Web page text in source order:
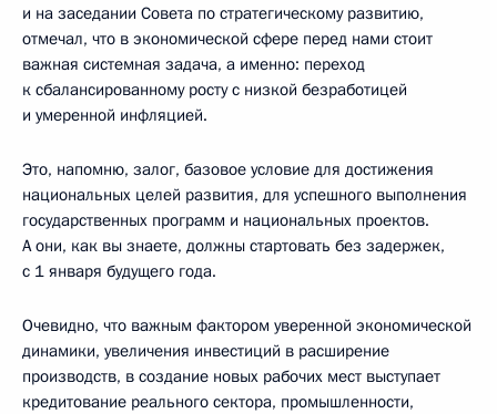
и на заседании Совета по стратегическому развитию,
отмечал, что в экономической сфере перед нами стоит
важная системная задача, а именно: переход
к сбалансированному росту с низкой безработицей
и умеренной инфляцией.
Это, напомню, залог, базовое условие для достижения
национальных целей развития, для успешного выполнения
государственных программ и национальных проектов.
А они, как вы знаете, должны стартовать без задержек,
с 1 января будущего года.
Очевидно, что важным фактором уверенной экономической
динамики, увеличения инвестиций в расширение
производств, в создание новых рабочих мест выступает
кредитование реального сектора, промышленности,